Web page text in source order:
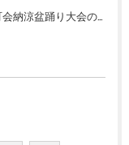
埼玉県三郷市 大広戸町会納涼盆踊り大会のお知らせ 2024